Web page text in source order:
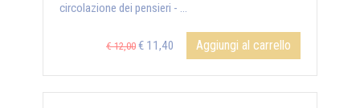
circolazione dei pensieri - ...
€ 12,00 € 11,40 Aggiungi al carrello